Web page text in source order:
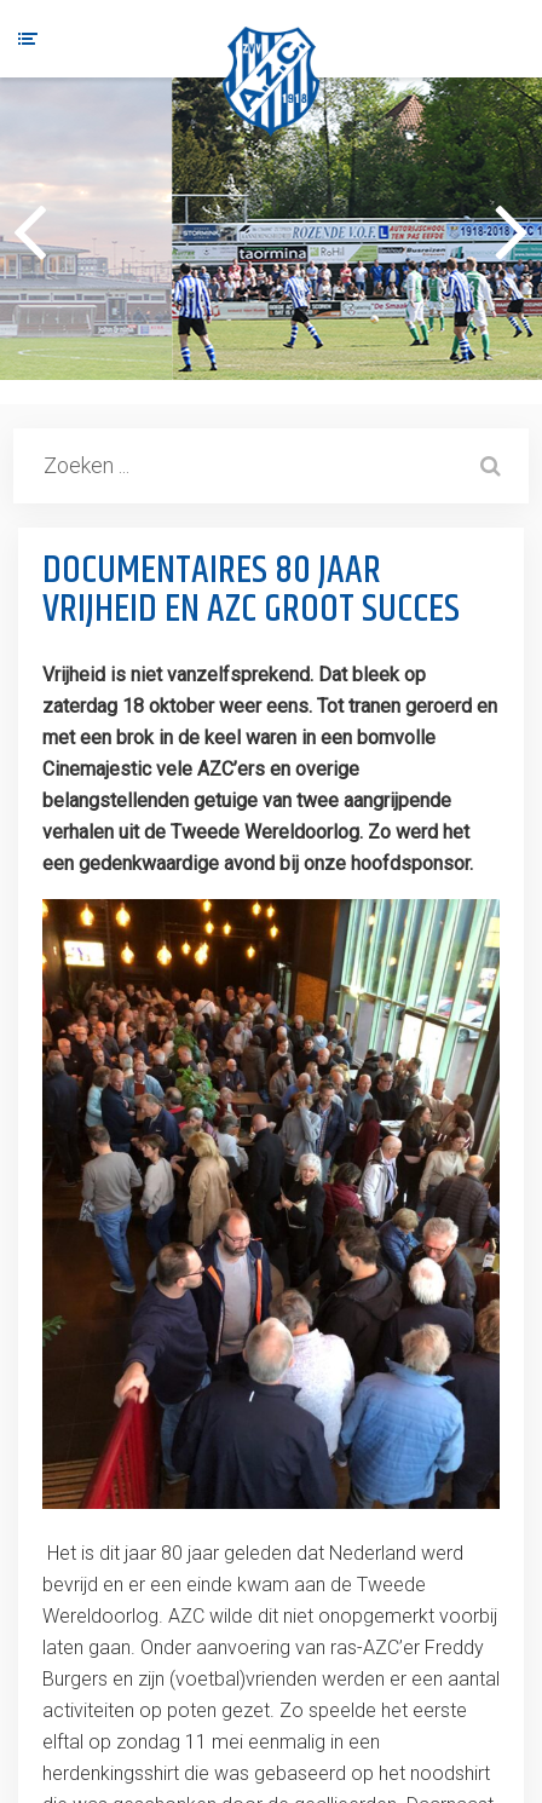
DOCUMENTAIRES 80 JAAR
VRIJHEID EN AZC GROOT SUCCES
Vrijheid is niet vanzelfsprekend. Dat bleek op
zaterdag 18 oktober weer eens. Tot tranen geroerd en
met een brok in de keel waren in een bomvolle
Cinemajestic vele AZC’ers en overige
belangstellenden getuige van twee aangrijpende
verhalen uit de Tweede Wereldoorlog. Zo werd het
een gedenkwaardige avond bij onze hoofdsponsor.
Het is dit jaar 80 jaar geleden dat Nederland werd
bevrijd en er een einde kwam aan de Tweede
Wereldoorlog. AZC wilde dit niet onopgemerkt voorbij
laten gaan. Onder aanvoering van ras-AZC’er Freddy
Burgers en zijn (voetbal)vrienden werden er een aantal
activiteiten op poten gezet. Zo speelde het eerste
elftal op zondag 11 mei eenmalig in een
herdenkingsshirt die was gebaseerd op het noodshirt